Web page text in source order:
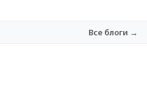
Все блоги →